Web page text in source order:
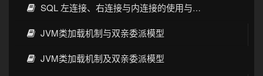
SQL 左连接、右连接与内连接的使用与区别
JVM类加载机制与双亲委派模型
JVM类加载机制及双亲委派模型